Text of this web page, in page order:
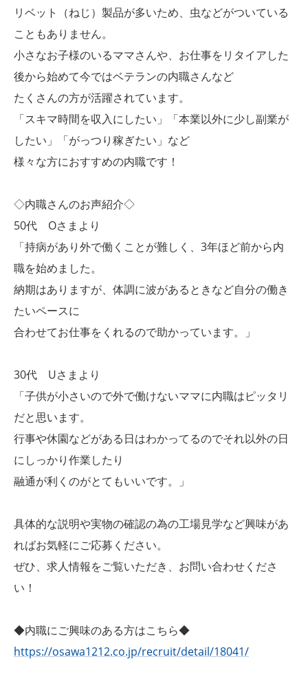
リベット（ねじ）製品が多いため、虫などがついている
こともありません。
小さなお子様のいるママさんや、お仕事をリタイアした
後から始めて今ではベテランの内職さんなど
たくさんの方が活躍されています。
「スキマ時間を収入にしたい」「本業以外に少し副業が
したい」「がっつり稼ぎたい」など
様々な方におすすめの内職です！
◇内職さんのお声紹介◇
50代 Oさまより
「持病があり外で働くことが難しく、3年ほど前から内
職を始めました。
納期はありますが、体調に波があるときなど自分の働き
たいペースに
合わせてお仕事をくれるので助かっています。」
30代 Uさまより
「子供が小さいので外で働けないママに内職はピッタリ
だと思います。
行事や休園などがある日はわかってるのでそれ以外の日
にしっかり作業したり
融通が利くのがとてもいいです。」
具体的な説明や実物の確認の為の工場見学など興味があ
ればお気軽にご応募ください。
ぜひ、求人情報をご覧いただき、お問い合わせくださ
い！
◆内職にご興味のある方はこちら◆
https://osawa1212.co.jp/recruit/detail/18041/